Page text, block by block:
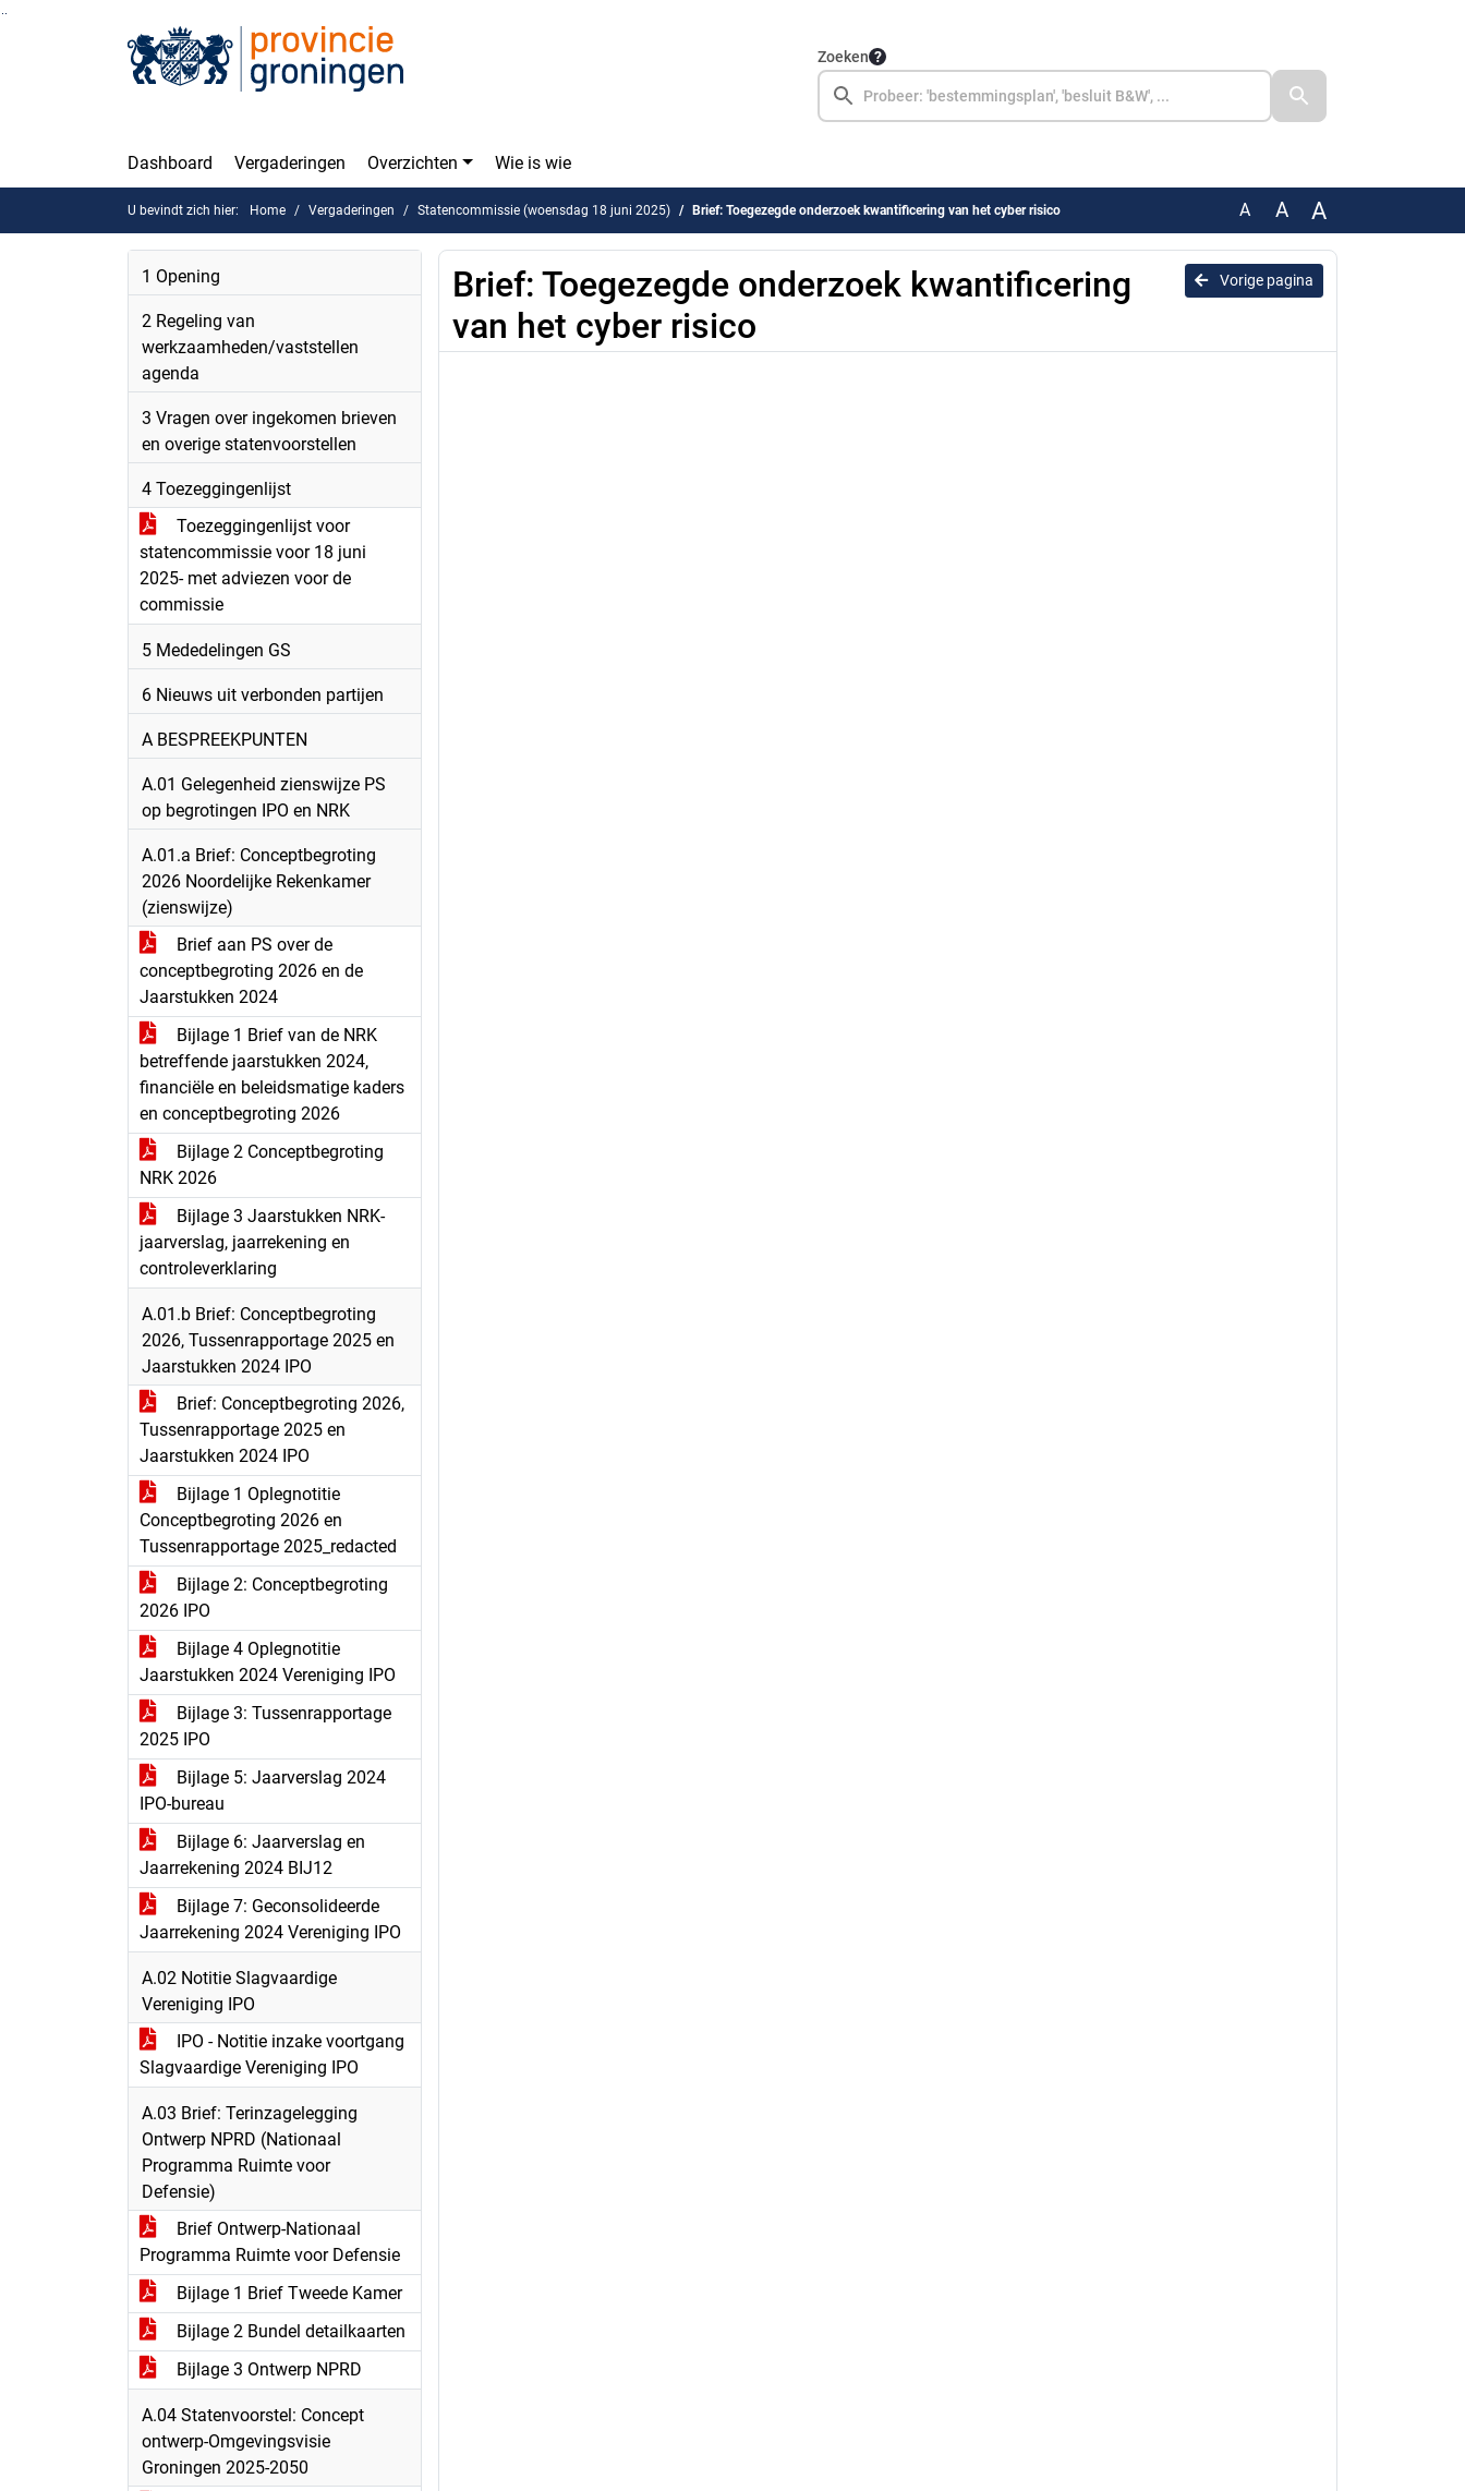
Ga naar de inhoud van deze pagina
Zoeken
Dashboard Vergaderingen Overzichten Wie is wie
U bevindt zich hier: Home Vergaderingen Statencommissie (woensdag 18 juni 2025) Brief: Toegezegde onderzoek kwantificering van het cyber risico A A A
1 Opening
2 Regeling van
werkzaamheden/vaststellen
agenda
3 Vragen over ingekomen brieven
en overige statenvoorstellen
4 Toezeggingenlijst
Toezeggingenlijst voor
statencommissie voor 18 juni
2025- met adviezen voor de
commissie
5 Mededelingen GS
6 Nieuws uit verbonden partijen
A BESPREEKPUNTEN
A.01 Gelegenheid zienswijze PS
op begrotingen IPO en NRK
A.01.a Brief: Conceptbegroting
2026 Noordelijke Rekenkamer
(zienswijze)
Brief aan PS over de
conceptbegroting 2026 en de
Jaarstukken 2024
Bijlage 1 Brief van de NRK
betreffende jaarstukken 2024,
financiële en beleidsmatige kaders
en conceptbegroting 2026
Bijlage 2 Conceptbegroting
NRK 2026
Bijlage 3 Jaarstukken NRK-
jaarverslag, jaarrekening en
controleverklaring
A.01.b Brief: Conceptbegroting
2026, Tussenrapportage 2025 en
Jaarstukken 2024 IPO
Brief: Conceptbegroting 2026,
Tussenrapportage 2025 en
Jaarstukken 2024 IPO
Bijlage 1 Oplegnotitie
Conceptbegroting 2026 en
Tussenrapportage 2025_redacted
Bijlage 2: Conceptbegroting
2026 IPO
Bijlage 4 Oplegnotitie
Jaarstukken 2024 Vereniging IPO
Bijlage 3: Tussenrapportage
2025 IPO
Bijlage 5: Jaarverslag 2024
IPO-bureau
Bijlage 6: Jaarverslag en
Jaarrekening 2024 BIJ12
Bijlage 7: Geconsolideerde
Jaarrekening 2024 Vereniging IPO
A.02 Notitie Slagvaardige
Vereniging IPO
IPO - Notitie inzake voortgang
Slagvaardige Vereniging IPO
A.03 Brief: Terinzagelegging
Ontwerp NPRD (Nationaal
Programma Ruimte voor
Defensie)
Brief Ontwerp-Nationaal
Programma Ruimte voor Defensie
Bijlage 1 Brief Tweede Kamer
Bijlage 2 Bundel detailkaarten
Bijlage 3 Ontwerp NPRD
A.04 Statenvoorstel: Concept
ontwerp-Omgevingsvisie
Groningen 2025-2050
Vorige pagina
Brief: Toegezegde onderzoek kwantificering
van het cyber risico